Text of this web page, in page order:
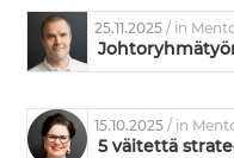
25.11.2025/ in
15.10.2025/ in
5 väitettä